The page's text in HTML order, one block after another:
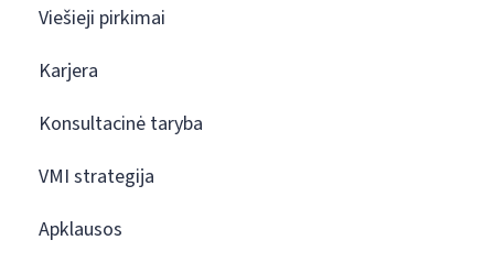
Viešieji pirkimai
Karjera
Konsultacinė taryba
VMI strategija
Apklausos